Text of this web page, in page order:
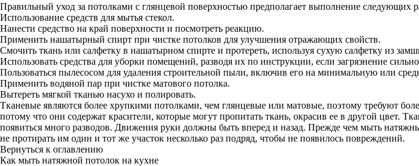
Правильный уход за потолками с глянцевой поверхностью предполагает выполнение следующих
Использование средств для мытья стекол.
Нанести средство на край поверхности и посмотреть реакцию.
Применить нашатырный спирт при чистке потолков для улучшения отражающих свойств.
Смочить ткань или салфетку в нашатырном спирте и протереть, используя сухую салфетку из
Использовать средства для уборки помещений, разводя их по инструкции, если загрязнение
Пользоваться пылесосом для удаления строительной пыли, включив его на минимальную или
Применить водяной пар при чистке матового потолка.
Вытереть мягкой тканью насухо и полировать.
Тканевые являются более хрупкими потолками, чем глянцевые или матовые, поэтому требуют
потому что они содержат красители, которые могут пропитать ткань, окрасив ее в другой
появиться много разводов. Движения руки должны быть вперед и назад. Прежде чем мыть
не протирать им один и тот же участок несколько раз подряд, чтобы не появилось повреждений.
Вернуться к оглавлению
Как мыть натяжной потолок на кухне